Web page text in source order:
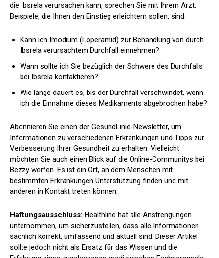
die Ibsrela verursachen kann, sprechen Sie mit Ihrem Arzt.
Beispiele, die Ihnen den Einstieg erleichtern sollen, sind:
Kann ich Imodium (Loperamid) zur Behandlung von durch
Ibsrela verursachtem Durchfall einnehmen?
Wann sollte ich Sie bezüglich der Schwere des Durchfalls
bei Ibsrela kontaktieren?
Wie lange dauert es, bis der Durchfall verschwindet, wenn
ich die Einnahme dieses Medikaments abgebrochen habe?
Abonnieren Sie einen der GesundLinie-Newsletter, um
Informationen zu verschiedenen Erkrankungen und Tipps zur
Verbesserung Ihrer Gesundheit zu erhalten. Vielleicht
möchten Sie auch einen Blick auf die Online-Communitys bei
Bezzy werfen. Es ist ein Ort, an dem Menschen mit
bestimmten Erkrankungen Unterstützung finden und mit
anderen in Kontakt treten können.
Haftungsausschluss: Healthline hat alle Anstrengungen
unternommen, um sicherzustellen, dass alle Informationen
sachlich korrekt, umfassend und aktuell sind. Dieser Artikel
sollte jedoch nicht als Ersatz für das Wissen und die